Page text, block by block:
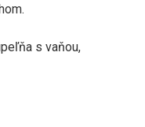
s vaňou,